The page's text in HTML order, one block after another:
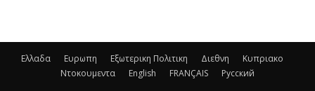
Ελλαδα Ευρωπη Εξωτερικη Πολιτικη Διεθνη
Κυπριακο
Ντοκουμεντα
English FRANÇAIS Русский